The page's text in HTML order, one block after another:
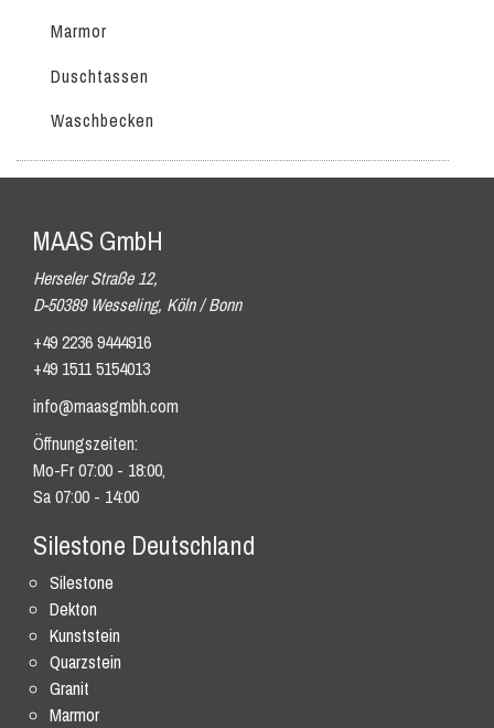
Marmor
Duschtassen
Waschbecken
MAAS GmbH
Herseler Straße 12,
D-50389 Wesseling, Köln / Bonn
+49 2236 9444916
+49 1511 5154013
info@maasgmbh.com
Öffnungszeiten:
Mo-Fr 07:00 - 18:00,
Sa 07:00 - 14:00
Silestone Deutschland
Silestone
Dekton
Kunststein
Quarzstein
Granit
Marmor